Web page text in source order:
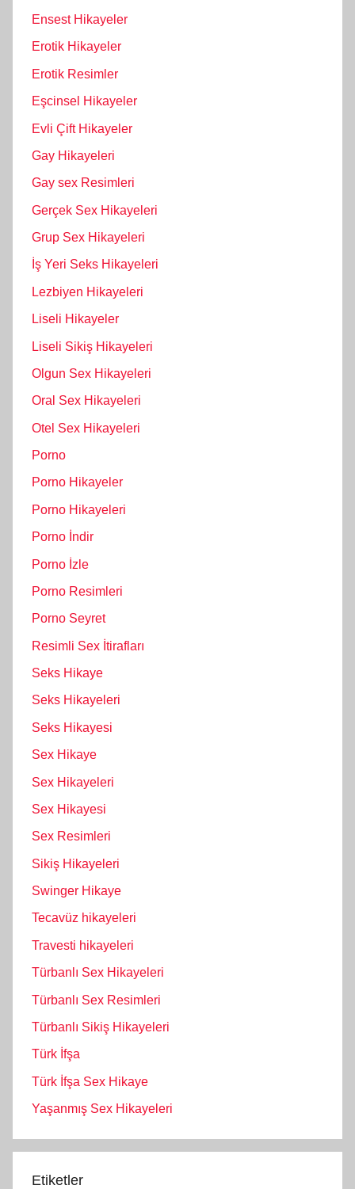
Ensest Hikayeler
Erotik Hikayeler
Erotik Resimler
Eşcinsel Hikayeler
Evli Çift Hikayeler
Gay Hikayeleri
Gay sex Resimleri
Gerçek Sex Hikayeleri
Grup Sex Hikayeleri
İş Yeri Seks Hikayeleri
Lezbiyen Hikayeleri
Liseli Hikayeler
Liseli Sikiş Hikayeleri
Olgun Sex Hikayeleri
Oral Sex Hikayeleri
Otel Sex Hikayeleri
Porno
Porno Hikayeler
Porno Hikayeleri
Porno İndir
Porno İzle
Porno Resimleri
Porno Seyret
Resimli Sex İtirafları
Seks Hikaye
Seks Hikayeleri
Seks Hikayesi
Sex Hikaye
Sex Hikayeleri
Sex Hikayesi
Sex Resimleri
Sikiş Hikayeleri
Swinger Hikaye
Tecavüz hikayeleri
Travesti hikayeleri
Türbanlı Sex Hikayeleri
Türbanlı Sex Resimleri
Türbanlı Sikiş Hikayeleri
Türk İfşa
Türk İfşa Sex Hikaye
Yaşanmış Sex Hikayeleri
Etiketler